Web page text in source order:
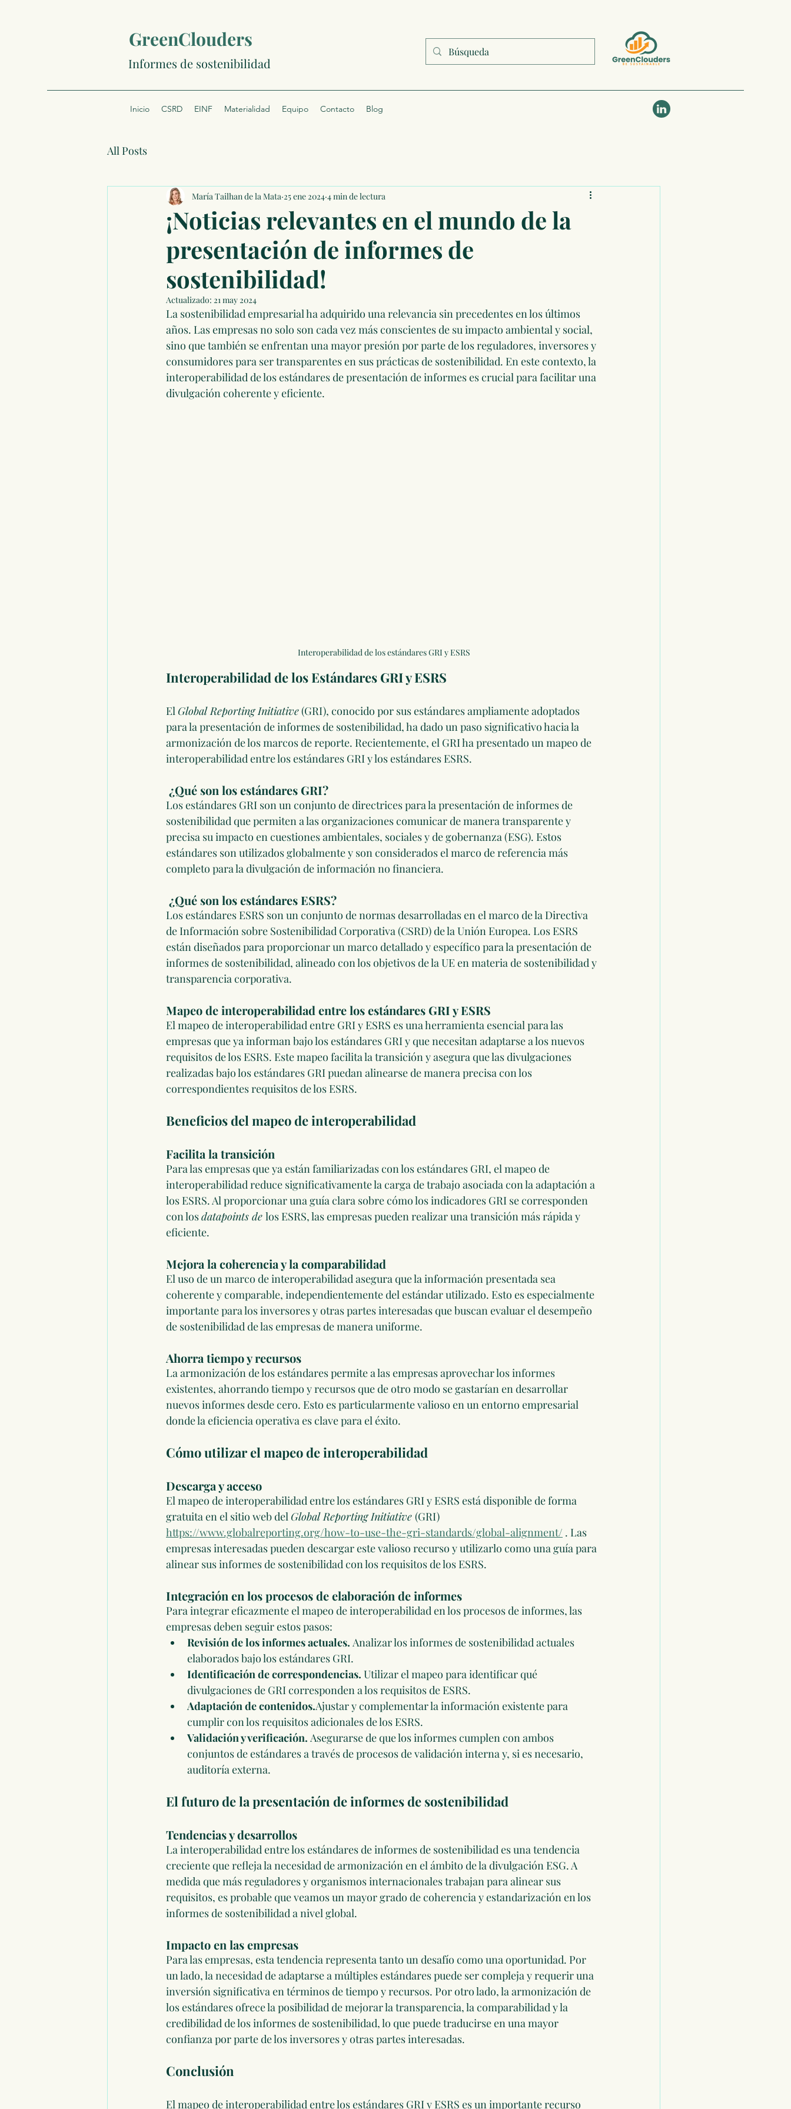
GreenClouders
Informes de sostenibilidad
Inicio CSRD EINF Materialidad Equipo Contacto Blog
All Posts
¡Noticias relevantes en el mundo de la
presentación de informes de
sostenibilidad!
María Tailhan de la Mata 25 ene 2024 4 min de lectura
Actualizado: 21 may 2024
La sostenibilidad empresarial ha adquirido una relevancia sin precedentes en los últimos
años. Las empresas no solo son cada vez más conscientes de su impacto ambiental y social,
sino que también se enfrentan una mayor presión por parte de los reguladores, inversores y
consumidores para ser transparentes en sus prácticas de sostenibilidad. En este contexto, la
interoperabilidad de los estándares de presentación de informes es crucial para facilitar una
divulgación coherente y eficiente.
Interoperabilidad de los estándares GRI y ESRS
Interoperabilidad de los Estándares GRI y ESRS
El Global Reporting Initiative (GRI), conocido por sus estándares ampliamente adoptados
para la presentación de informes de sostenibilidad, ha dado un paso significativo hacia la
armonización de los marcos de reporte. Recientemente, el GRI ha presentado un mapeo de
interoperabilidad entre los estándares GRI y los estándares ESRS.
¿Qué son los estándares GRI?
Los estándares GRI son un conjunto de directrices para la presentación de informes de
sostenibilidad que permiten a las organizaciones comunicar de manera transparente y
precisa su impacto en cuestiones ambientales, sociales y de gobernanza (ESG). Estos
estándares son utilizados globalmente y son considerados el marco de referencia más
completo para la divulgación de información no financiera.
¿Qué son los estándares ESRS?
Los estándares ESRS son un conjunto de normas desarrolladas en el marco de la Directiva
de Información sobre Sostenibilidad Corporativa (CSRD) de la Unión Europea. Los ESRS
están diseñados para proporcionar un marco detallado y específico para la presentación de
informes de sostenibilidad, alineado con los objetivos de la UE en materia de sostenibilidad y
transparencia corporativa.
Mapeo de interoperabilidad entre los estándares GRI y ESRS
El mapeo de interoperabilidad entre GRI y ESRS es una herramienta esencial para las
empresas que ya informan bajo los estándares GRI y que necesitan adaptarse a los nuevos
requisitos de los ESRS. Este mapeo facilita la transición y asegura que las divulgaciones
realizadas bajo los estándares GRI puedan alinearse de manera precisa con los
correspondientes requisitos de los ESRS.
Beneficios del mapeo de interoperabilidad
Facilita la transición
Para las empresas que ya están familiarizadas con los estándares GRI, el mapeo de
interoperabilidad reduce significativamente la carga de trabajo asociada con la adaptación a
los ESRS. Al proporcionar una guía clara sobre cómo los indicadores GRI se corresponden
con los datapoints de los ESRS, las empresas pueden realizar una transición más rápida y
eficiente.
Mejora la coherencia y la comparabilidad
El uso de un marco de interoperabilidad asegura que la información presentada sea
coherente y comparable, independientemente del estándar utilizado. Esto es especialmente
importante para los inversores y otras partes interesadas que buscan evaluar el desempeño
de sostenibilidad de las empresas de manera uniforme.
Ahorra tiempo y recursos
La armonización de los estándares permite a las empresas aprovechar los informes
existentes, ahorrando tiempo y recursos que de otro modo se gastarían en desarrollar
nuevos informes desde cero. Esto es particularmente valioso en un entorno empresarial
donde la eficiencia operativa es clave para el éxito.
Cómo utilizar el mapeo de interoperabilidad
Descarga y acceso
El mapeo de interoperabilidad entre los estándares GRI y ESRS está disponible de forma
gratuita en el sitio web del Global Reporting Initiative (GRI)
https://www.globalreporting.org/how-to-use-the-gri-standards/global-alignment/ . Las
empresas interesadas pueden descargar este valioso recurso y utilizarlo como una guía para
alinear sus informes de sostenibilidad con los requisitos de los ESRS.
Integración en los procesos de elaboración de informes
Para integrar eficazmente el mapeo de interoperabilidad en los procesos de informes, las
empresas deben seguir estos pasos:
Revisión de los informes actuales. Analizar los informes de sostenibilidad actuales
elaborados bajo los estándares GRI.
Identificación de correspondencias. Utilizar el mapeo para identificar qué
divulgaciones de GRI corresponden a los requisitos de ESRS.
Adaptación de contenidos.Ajustar y complementar la información existente para
cumplir con los requisitos adicionales de los ESRS.
Validación y verificación. Asegurarse de que los informes cumplen con ambos
conjuntos de estándares a través de procesos de validación interna y, si es necesario,
auditoría externa.
El futuro de la presentación de informes de sostenibilidad
Tendencias y desarrollos
La interoperabilidad entre los estándares de informes de sostenibilidad es una tendencia
creciente que refleja la necesidad de armonización en el ámbito de la divulgación ESG. A
medida que más reguladores y organismos internacionales trabajan para alinear sus
requisitos, es probable que veamos un mayor grado de coherencia y estandarización en los
informes de sostenibilidad a nivel global.
Impacto en las empresas
Para las empresas, esta tendencia representa tanto un desafío como una oportunidad. Por
un lado, la necesidad de adaptarse a múltiples estándares puede ser compleja y requerir una
inversión significativa en términos de tiempo y recursos. Por otro lado, la armonización de
los estándares ofrece la posibilidad de mejorar la transparencia, la comparabilidad y la
credibilidad de los informes de sostenibilidad, lo que puede traducirse en una mayor
confianza por parte de los inversores y otras partes interesadas.
Conclusión
El mapeo de interoperabilidad entre los estándares GRI y ESRS es un importante recurso